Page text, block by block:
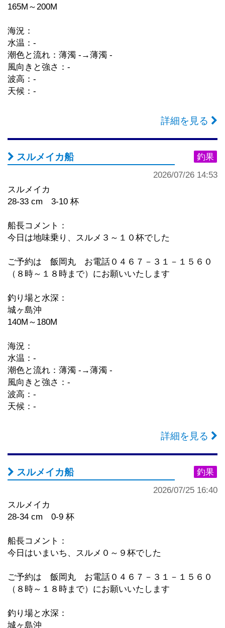
165M～200M
海況：
水温：-
潮色と流れ：薄濁 -→薄濁 -
風向きと強さ：-
波高：-
天候：-
詳細を見る
釣果
スルメイカ船
2026/07/26 14:53
スルメイカ
28-33 cm 3-10 杯
船長コメント：
今日は地味乗り、スルメ３～１０杯でした
ご予約は 飯岡丸 お電話０４６７－３１－１５６０
（８時～１８時まで）にお願いいたします
釣り場と水深：
城ヶ島沖
140M～180M
海況：
水温：-
潮色と流れ：薄濁 -→薄濁 -
風向きと強さ：-
波高：-
天候：-
詳細を見る
釣果
スルメイカ船
2026/07/25 16:40
スルメイカ
28-34 cm 0-9 杯
船長コメント：
今日はいまいち、スルメ０～９杯でした
ご予約は 飯岡丸 お電話０４６７－３１－１５６０
（８時～１８時まで）にお願いいたします
釣り場と水深：
城ヶ島沖